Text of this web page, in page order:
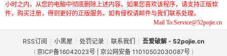
小时之内，从您的电脑中彻底删除上述内容。如果您喜欢该程序，请支持正版软
件，购买注册，得到更好的正版服务。如有侵权请邮件与我们联系处理。
Mail To:Service@52pojie.cn
RSS订阅 小黑屋 处罚记录 联系我们
吾爱破解 - 52pojie.cn
( 京ICP备16042023号 | 京公网安备 11010502030087号 )